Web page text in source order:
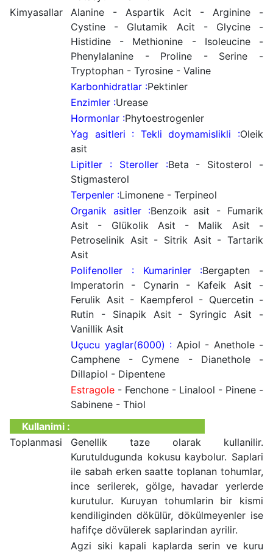
Kimyasallar
Alanine - Aspartik Acit - Arginine -
Cystine - Glutamik Acit - Glycine -
Histidine - Methionine - Isoleucine -
Phenylalanine - Proline - Serine -
Tryptophan - Tyrosine - Valine
Karbonhidratlar :Pektinler
Enzimler :Urease
Hormonlar :Phytoestrogenler
Yag asitleri : Tekli doymamislikli :Oleik
asit
Lipitler : Steroller :Beta - Sitosterol -
Stigmasterol
Terpenler :Limonene - Terpineol
Organik asitler :Benzoik asit - Fumarik
Asit - Glükolik Asit - Malik Asit -
Petroselinik Asit - Sitrik Asit - Tartarik
Asit
Polifenoller : Kumarinler :Bergapten -
Imperatorin - Cynarin - Kafeik Asit -
Ferulik Asit - Kaempferol - Quercetin -
Rutin - Sinapik Asit - Syringic Asit -
Vanillik Asit
Uçucu yaglar(6000) : Apiol - Anethole -
Camphene - Cymene - Dianethole -
Dillapiol - Dipentene
Estragole - Fenchone - Linalool - Pinene -
Sabinene - Thiol
Kullanimi :
Toplanmasi
Genellik taze olarak kullanilir.
Kurutuldugunda kokusu kaybolur. Saplari
ile sabah erken saatte toplanan tohumlar,
ince serilerek, gölge, havadar yerlerde
kurutulur. Kuruyan tohumlarin bir kismi
kendiliginden dökülür, dökülmeyenler ise
hafifçe dövülerek saplarindan ayrilir.
Agzi siki kapali kaplarda serin ve kuru